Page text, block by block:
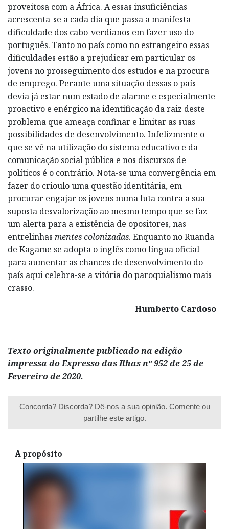
proveitosa com a África. A essas insuficiências
acrescenta-se a cada dia que passa a manifesta
dificuldade dos cabo-verdianos em fazer uso do
português. Tanto no país como no estrangeiro essas
dificuldades estão a prejudicar em particular os
jovens no prosseguimento dos estudos e na procura
de emprego. Perante uma situação dessas o país
devia já estar num estado de alarme e especialmente
proactivo e enérgico na identificação da raiz deste
problema que ameaça confinar e limitar as suas
possibilidades de desenvolvimento. Infelizmente o
que se vê na utilização do sistema educativo e da
comunicação social pública e nos discursos de
políticos é o contrário. Nota-se uma convergência em
fazer do crioulo uma questão identitária, em
procurar engajar os jovens numa luta contra a sua
suposta desvalorização ao mesmo tempo que se faz
um alerta para a existência de opositores, nas
entrelinhas mentes colonizadas. Enquanto no Ruanda
de Kagame se adopta o inglês como língua oficial
para aumentar as chances de desenvolvimento do
país aqui celebra-se a vitória do paroquialismo mais
crasso.
Humberto Cardoso
Texto originalmente publicado na edição
impressa do Expresso das Ilhas nº 952 de 25 de
Fevereiro de 2020.
Concorda? Discorda? Dê-nos a sua opinião. Comenteou
partilhe este artigo.
A propósito